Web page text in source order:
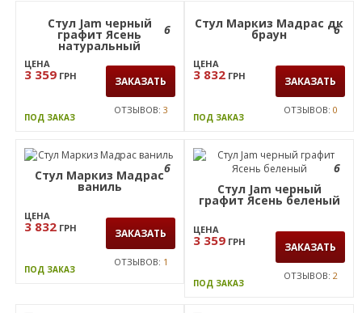
Стул Зета Хокер хром
Кожзам черный
ЦЕНА
ЗАКАЗАТЬ
Стул Jam черный
графит Ясень
ЦЕНА
3 359 ГРН ЗАКАЗАТЬ
ПОД ЗАКАЗ
ОТЗЫВОВ: 3
Стул Маркиз Мадрас дк
браун
3 832 ЗАКАЗАТЬ
ОТЗЫВОВ:0